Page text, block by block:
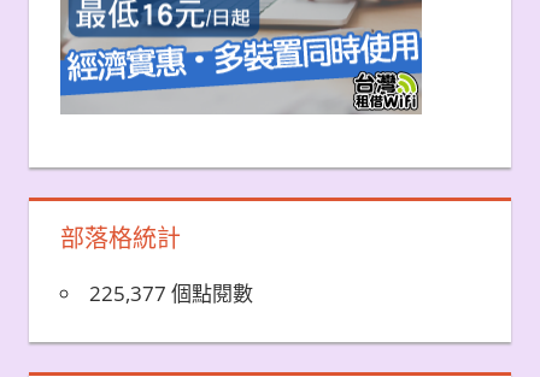
部落格統計
225,377 個點閱數